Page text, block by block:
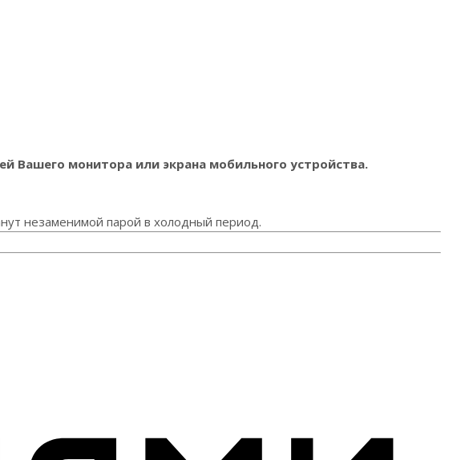
Вашего монитора или экрана мобильного устройства.
незаменимой парой в холодный период.